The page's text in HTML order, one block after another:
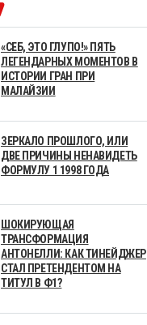
«СЕБ, ЭТО ГЛУПО!» ПЯТЬ
ЛЕГЕНДАРНЫХ МОМЕНТОВ В
ИСТОРИИ ГРАН ПРИ
МАЛАЙЗИИ
ЗЕРКАЛО ПРОШЛОГО, ИЛИ
ДВЕ ПРИЧИНЫ НЕНАВИДЕТЬ
ФОРМУЛУ 1 1998 ГОДА
ШОКИРУЮЩАЯ
ТРАНСФОРМАЦИЯ
АНТОНЕЛЛИ: КАК ТИНЕЙДЖЕР
СТАЛ ПРЕТЕНДЕНТОМ НА
ТИТУЛ В Ф1?